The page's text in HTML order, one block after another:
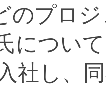
のプロ
につい
社し、